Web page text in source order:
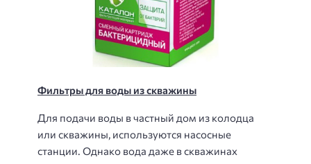
Фильтры для воды из скважины
Для подачи воды в частный дом из колодца
или скважины, используются насосные
станции. Однако вода даже в скважинах